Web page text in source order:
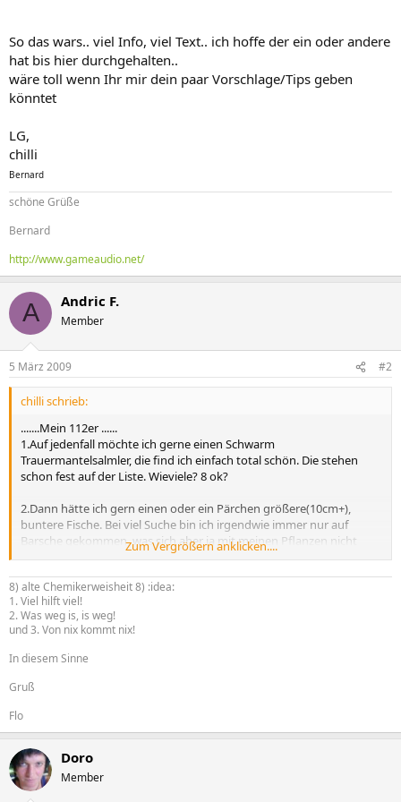
So das wars.. viel Info, viel Text.. ich hoffe der ein oder andere
hat bis hier durchgehalten..
wäre toll wenn Ihr mir dein paar Vorschlage/Tips geben
könntet
LG,
chilli
Bernard
schöne Grüße
Bernard
http://www.gameaudio.net/
A Andric F.
Member
5 März 2009 #2
chilli schrieb:
.......Mein 112er ......
1.Auf jedenfall möchte ich gerne einen Schwarm
Trauermantelsalmler, die find ich einfach total schön. Die stehen
schon fest auf der Liste. Wieviele? 8 ok?
2.Dann hätte ich gern einen oder ein Pärchen größere(10cm+),
buntere Fische. Bei viel Suche bin ich irgendwie immer nur auf
Barsche gekommen, was sich aber ja mit meinen Pflanzen nicht
verträgt.
Höchstens der Purpurprachtbuntbarsch, aber der vermehrt sich zu
leicht und wird dann aggressiv gegenüber den anderen. Irgendwas
ist immer..
Ein Ausweichaq. besitze ich nicht.
Was käme da noch in Frage? jm ne Idee?
ich großartig. Leider futtert der ja auch gerne Pflanzen
4. Noch Kollegen für den unteren Bereich.. Welse? welche? wieviele?
Am liebsten toll gefärbt.
Ffind ja den L46 Zebrawels toll, aber der passt nicht, wegen
Bodengrund und wohl auch Temperatur..
Zum Vergrößern anklicken....
8) alte Chemikerweisheit 8) :idea:
1. Viel hilft viel!
2. Was weg is, is weg!
und 3. Von nix kommt nix!
In diesem Sinne
Gruß
Flo
Doro
Member